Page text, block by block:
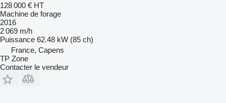
128 000 € HT
Machine de forage
2016
2 069 m/h
Puissance 62.48 kW (85 ch)
France, Capens
TP Zone
Contacter le vendeur